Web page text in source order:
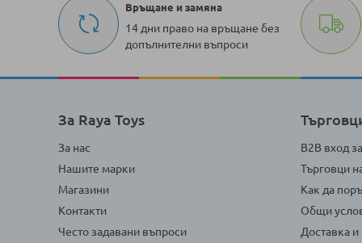
Връщане и замяна
14 дни право на връщане без
допълнителни въпроси
За Raya Toys
За нас
Нашите марки
Магазини
Контакти
Често задавани въпроси
B2B вход
Търговци
Как да
Общи
Доставка